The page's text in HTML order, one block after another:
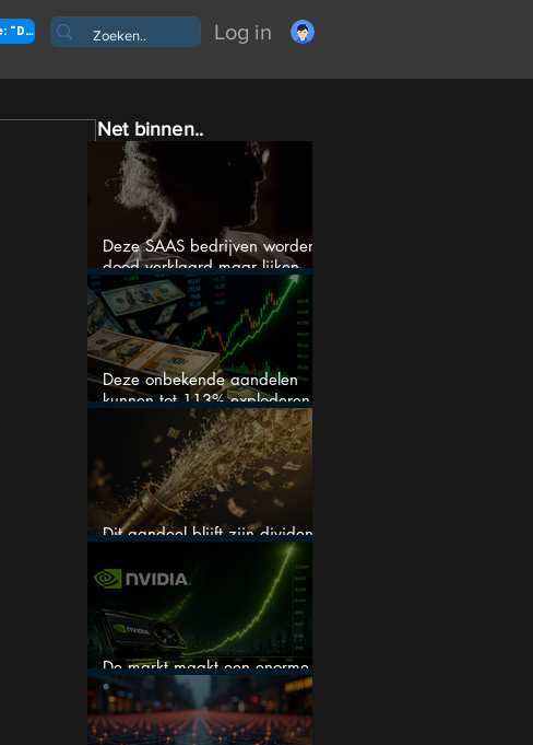
Profiteer nu van 50% korting met de kortingscode: "DANK" Log in
Net binnen..
Deze SAAS bedrijven worden
dood verklaard maar lijken
springlevend
Deze onbekende aandelen
kunnen tot 113% exploderen
(één springt eruit)
Dit aandeel blijft zijn dividend
verhogen, wat er ook gebeurt
De markt maakt een enorme
fout bij Nvidia